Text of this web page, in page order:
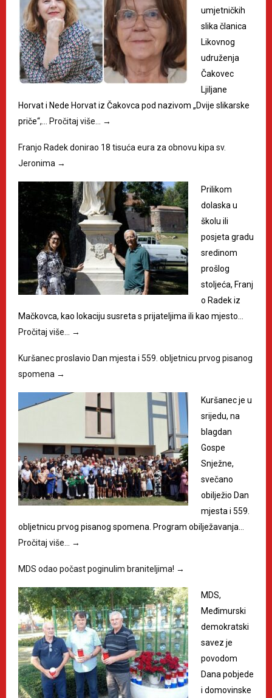
umjetničkih
slika članica
Likovnog
udruženja
Čakovec
Ljiljane
Horvat i Nede Horvat iz Čakovca pod nazivom „Dvije slikarske
priče“,…
Pročitaj više… →
Franjo Radek donirao 18 tisuća eura za obnovu kipa sv.
Jeronima →
Prilikom
dolaska u
školu ili
posjeta gradu
sredinom
prošlog
stoljeća, Franj
o Radek iz
Mačkovca, kao lokaciju susreta s prijateljima ili kao mjesto…
Pročitaj više…
→
Kuršanec proslavio Dan mjesta i 559. obljetnicu prvog pisanog
spomena →
Kuršanec je u
srijedu, na
blagdan
Gospe
Snježne,
svečano
obilježio Dan
mjesta i 559.
obljetnicu prvog pisanog spomena. Program obilježavanja…
Pročitaj više…
→
MDS odao počast poginulim braniteljima! →
MDS,
Međimurski
demokratski
savez je
povodom
Dana pobjede
i domovinske